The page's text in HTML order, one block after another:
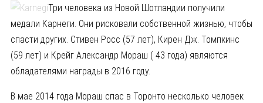
Три человека из Новой Шотландии получили
медали Карнеги. Они рисковали собственной жизнью, чтобы
спасти других. Стивен Росс (57 лет), Кирен Дж. Томпкинс
(59 лет) и Крейг Александр Мораш ( 43 года) являются
обладателями награды в 2016 году.
В мае 2014 года Мораш спас в Торонто несколько человек